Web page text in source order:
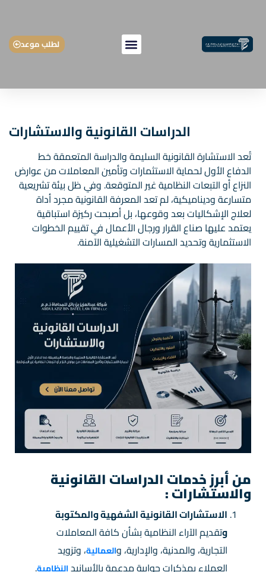
لطلب موعد
الدراسات القانونية والاستشارات
تُعد الاستشارة القانونية السليمة والدراسة المتعمقة خط
الدفاع الأول لحماية الاستثمارات وتأمين المعاملات من عوارض
النزاع أو التبعات النظامية غير المتوقعة. وفي ظل بيئة تشريعية
متسارعة وديناميكية، لم تعد المعرفة القانونية مجرد أداة
لعلاج الإشكاليات بعد وقوعها، بل أصبحت ركيزة استباقية
يعتمد عليها صناع القرار ورجال الأعمال في تقييم الخطوات
الاستثمارية وتحديد المسارات التشغيلية الآمنة.
من أبرز خدمات الدراسات القانونية
والاستشارات:
الاستشارات القانونية الشفهية والمكتوبة
وتقديم الآراء النظامية بشأن كافة المعاملات
التجارية، والمدنية، والإدارية، والعمالية، وتزويد
العملاء بمذكرات جوابية مدعمة بالأسانيدالنظامية.